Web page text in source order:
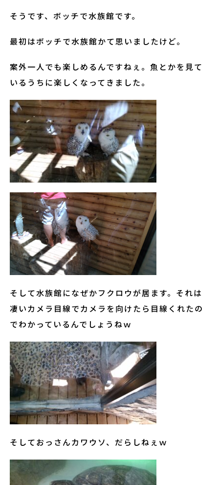
そうです、ボッチで水族館です。
最初はボッチで水族館かて思いましたけど。
案外一人でも楽しめるんですねぇ。魚とかを見て
いるうちに楽しくなってきました。
そして水族館になぜかフクロウが居ます。それは
凄いカメラ目線でカメラを向けたら目線くれたの
でわかっているんでしょうねｗ
そしておっさんカワウソ、だらしねぇｗ